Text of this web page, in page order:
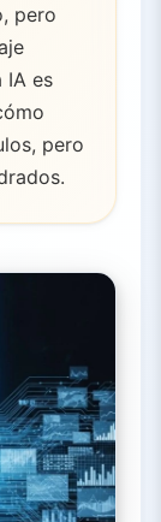
pero
IA es
pero